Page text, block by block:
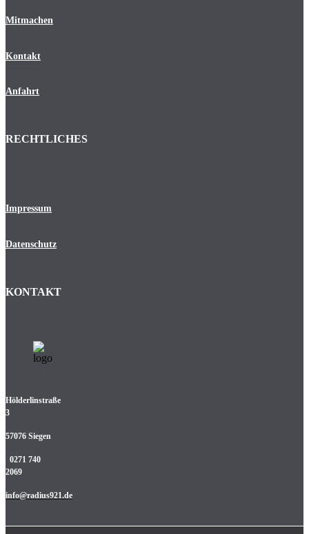
Mitmachen
Kontakt
Anfahrt
RECHTLICHES
Impressum
Datenschutz
KONTAKT
Hölderlinstraße
3
57076 Siegen
0271 740
2069
info@radius921.de